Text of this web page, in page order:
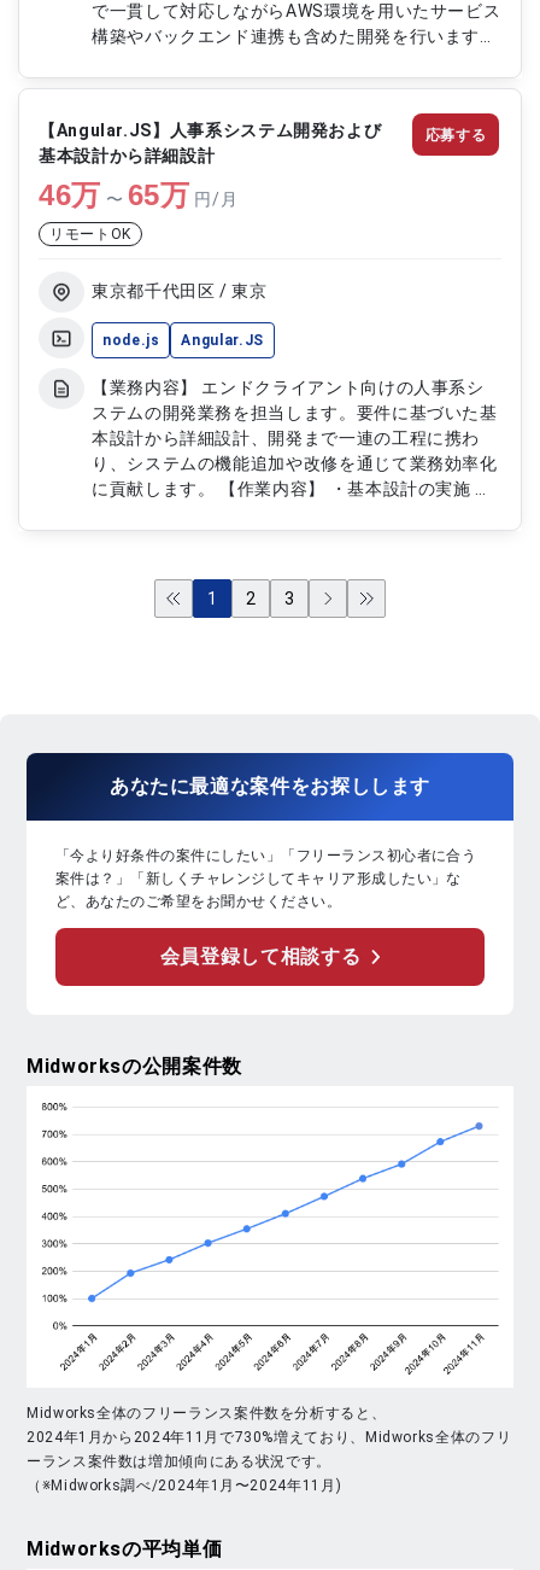
で一貫して対応しながらAWS環境を用いたサービス
構築やバックエンド連携も含めた開発を行います。
ります。 【作業内容】 ・JavaScriptを用いたフロ
ントエンド開発（ReactjsVuejsAngularjs） ・要件
定義および基本設計の実施 ・結合試験の実施およ
び品質確認 ・AWS環境でのサービス構築および設
定対応 ・顧客との要件調整および開発進行管理
【Angular.JS】人事系システム開発および
基本設計から詳細設計
46万 〜 65万 円/月
リモートOK
東京都千代田区 / 東京
node.js Angular.JS
【業務内容】 エンドクライアント向けの人事系シ
ステムの開発業務を担当します。要件に基づいた基
本設計から詳細設計、開発まで一連の工程に携わ
り、システムの機能追加や改修を通じて業務効率化
に貢献します。 【作業内容】 ・基本設計の実施 ・
応募する
1 2 3
あなたに最適な案件をお探し します
「今より好条件の案件にしたい」「フリーランス初心者に合う
案件は？」「新しくチャレンジしてキャリア形成したい」な
ど、あなたのご希望をお聞かせください。
会員登録して相談する
Midworksの公開案件数
Midworks全体のフリーランス案件数を分析すると、
2024年1月から2024年11月で730%増えており、Midworks全体のフリ
ーランス案件数は増加傾向にある状況です。
（※Midworks調べ/2024年1月〜2024年11月)
Midworksの平均単価